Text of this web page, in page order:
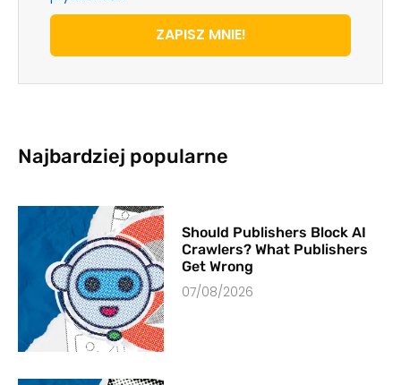
ZAPISZ MNIE!
Najbardziej popularne
Should Publishers Block AI
Crawlers? What Publishers
Get Wrong
07/08/2026